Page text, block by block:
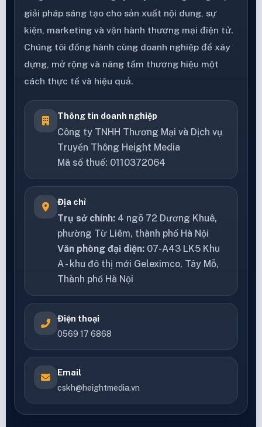
giải pháp sáng tạo cho sản xuất nội dung, sự
kiện, marketing và vận hành thương mại điện tử.
Chúng tôi đồng hành cùng doanh nghiệp để xây
dựng, mở rộng và nâng tầm thương hiệu một
cách thực tế và hiệu quả.
Thông tin doanh nghiệp
Công ty TNHH Thương Mại và Dịch vụ
Truyền Thông Height Media
Mã số thuế: 0110372064
Địa chỉ
Trụ sở chính: 4 ngõ 72 Dương Khuê,
phường Từ Liêm, thành phố Hà Nội
Văn phòng đại diện: 07-A43 LK5 Khu
A - khu đô thị mới Geleximco, Tây Mỗ,
Thành phố Hà Nội
Điện thoại
0569 17 6868
Email
cskh@heightmedia.vn